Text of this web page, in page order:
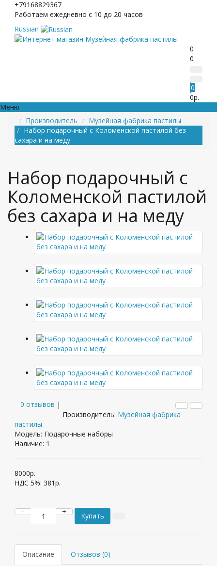
+79168829367
Работаем ежедневно с 10 до 20 часов
Russian
0
0
0
0р.
Меню
Производитель
Музейная фабрика пастилы
Набор подарочный с Коломенской пастилой без
сахара и на меду
Набор подарочный с
Коломенской пастилой
без сахара и на меду
0 отзывов |
Производитель: Музейная фабрика
пастилы
Модель: Подарочные наборы
Наличие: 1
8000р.
НДС 5%: 381р.
− + Купить
Описание Отзывов (0)